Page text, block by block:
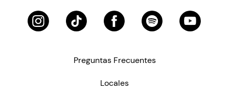
Preguntas Frecuentes
Locales